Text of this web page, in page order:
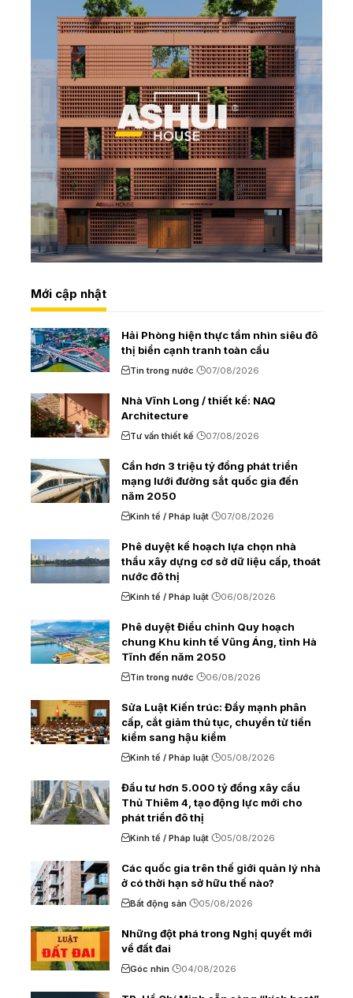
Mới cập nhật
Hải Phòng hiện thực tầm nhìn siêu đô
thị biển cạnh tranh toàn cầu
Tin trong nước 07/08/2026
Nhà Vĩnh Long / thiết kế: NAQ
Architecture
Tư vấn thiết kế 07/08/2026
Cần hơn 3 triệu tỷ đồng phát triển
mạng lưới đường sắt quốc gia đến
năm 2050
Kinh tế / Pháp luật 07/08/2026
Phê duyệt kế hoạch lựa chọn nhà
thầu xây dựng cơ sở dữ liệu cấp, thoát
nước đô thị
Kinh tế / Pháp luật 06/08/2026
Phê duyệt Điều chỉnh Quy hoạch
chung Khu kinh tế Vũng Áng, tỉnh Hà
Tĩnh đến năm 2050
Tin trong nước 06/08/2026
Sửa Luật Kiến trúc: Đẩy mạnh phân
cấp, cắt giảm thủ tục, chuyển từ tiền
kiểm sang hậu kiểm
Kinh tế / Pháp luật 05/08/2026
Đầu tư hơn 5.000 tỷ đồng xây cầu
Thủ Thiêm 4, tạo động lực mới cho
phát triển đô thị
Kinh tế / Pháp luật 05/08/2026
Các quốc gia trên thế giới quản lý nhà
ở có thời hạn sở hữu thế nào?
Bất động sản 05/08/2026
Những đột phá trong Nghị quyết mới
về đất đai
Góc nhìn 04/08/2026